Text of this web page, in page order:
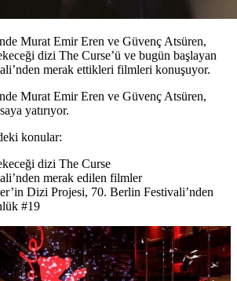
Murat Emir Eren ve Güvenç Atsüren,
dizi The Curse’ü ve bugün başlayan
merak ettikleri filmleri konuşuyor.
Murat Emir Eren ve Güvenç Atsüren,
yatırıyor.
konular:
dizi The Curse
merak edilen filmler
Dizi Projesi, 70. Berlin Festivali’nden
#19